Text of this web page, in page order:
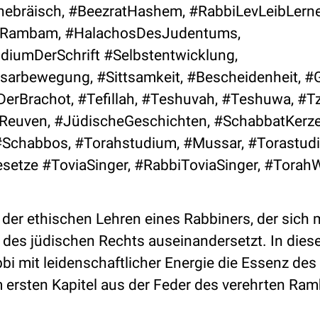
#BeezratHashem,
#HalachosDesJudentums,
#Selbstentwicklung,
#Sittsamkeit, #Bescheidenheit,
#Tefillah, #Teshuvah, #Teshuwa,
#JüdischeGeschichten,
#Torahstudium, #Mussar,
#ToviaSinger, #RabbiToviaSinger,
ethischen Lehren eines Rabbiners, der sich
jüdischen Rechts auseinandersetzt. In
mit leidenschaftlicher Energie die Essenz des
Kapitel aus der Feder des verehrten